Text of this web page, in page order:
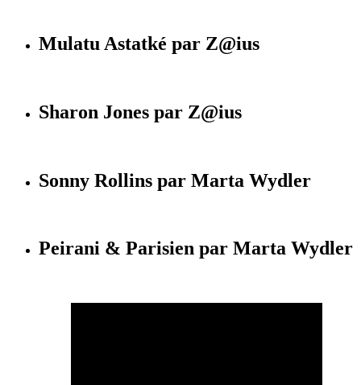
Mulatu Astatké par Z@ius
Sharon Jones par Z@ius
Sonny Rollins par Marta Wydler
Peirani & Parisien par Marta Wydler